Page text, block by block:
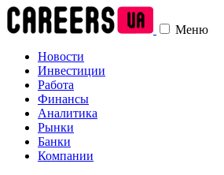
Меню
Новости
Инвестиции
Работа
Финансы
Аналитика
Рынки
Банки
Компании